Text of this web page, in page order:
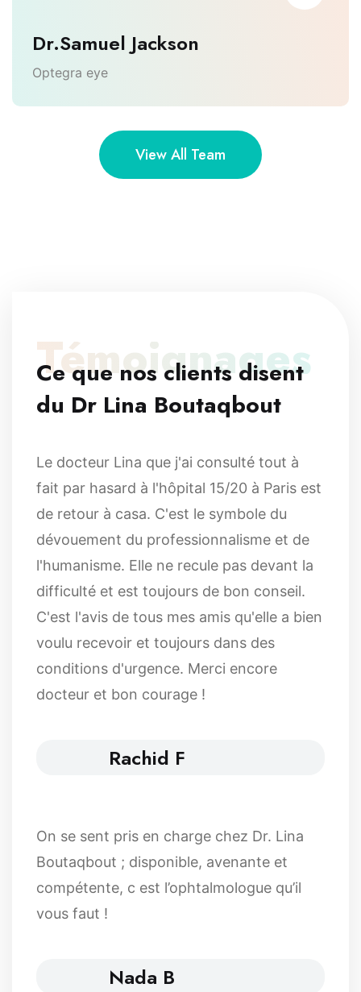
Dr.Samuel Jackson
Optegra eye
View All Team
Témoignages
Ce que nos clients disent
du Dr Lina Boutaqbout
Le docteur Lina que j'ai consulté tout à
fait par hasard à l'hôpital 15/20 à Paris est
de retour à casa. C'est le symbole du
dévouement du professionnalisme et de
l'humanisme. Elle ne recule pas devant la
difficulté et est toujours de bon conseil.
C'est l'avis de tous mes amis qu'elle a bien
voulu recevoir et toujours dans des
conditions d'urgence. Merci encore
docteur et bon courage !
Rachid F
On se sent pris en charge chez Dr. Lina
Boutaqbout ; disponible, avenante et
compétente, c est l’ophtalmologue qu’il
vous faut !
Nada B